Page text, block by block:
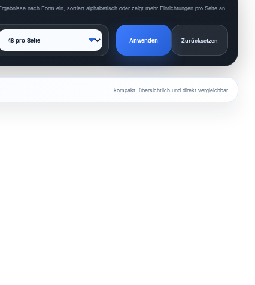
nach Form ein, sortiert alphabetisch oder zeigt mehr Einrichtungen pro Seite an.
Anwenden Zurücksetzen
kompakt, übersichtlich und direkt vergleichbar